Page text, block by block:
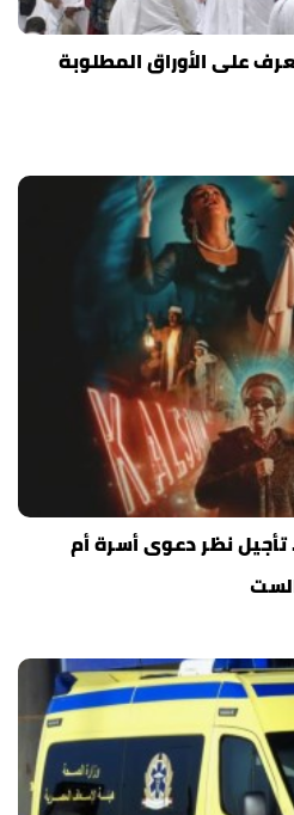
حج القرعة 2027.. تعرف على الأوراق المطلوبة
نظر دعوى أسرة أم